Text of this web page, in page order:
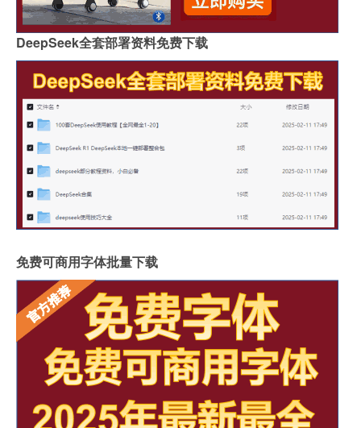
DeepSeek全套部署资料免费下载
免费可商用字体批量下载